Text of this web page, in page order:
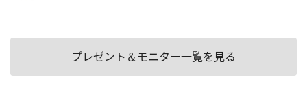
プレゼント＆モニター一覧を見る